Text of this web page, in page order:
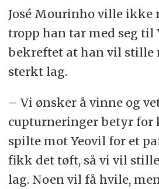
José Mourinho ville ikke
tropp han tar med seg til
bekreftet at han vil stille
sterkt lag.
– Vi ønsker å vinne og
cupturneringer betyr for
spilte mot Yeovil for et
fikk det tøft, så vi vil
lag. Noen vil få hvile,